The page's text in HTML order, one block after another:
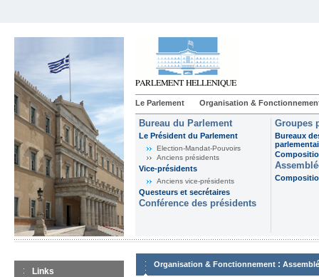
Le Parlement Organisation &
Bureau du Parlement
Le Président du Parlement
Election-Mandat-Pouvoirs
Anciens présidents
Vice-présidents
Anciens vice-présidents
Questeurs et secrétaires
Conférence des présidents
Groupes
Bureaux
Links
Organisation & Fonctionnement :